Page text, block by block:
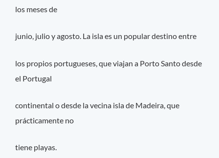
los meses de
junio, julio y agosto. La isla es un popular destino entre
los propios portugueses, que viajan a Porto Santo desde
el Portugal
continental o desde la vecina isla de Madeira, que
prácticamente no
tiene playas.